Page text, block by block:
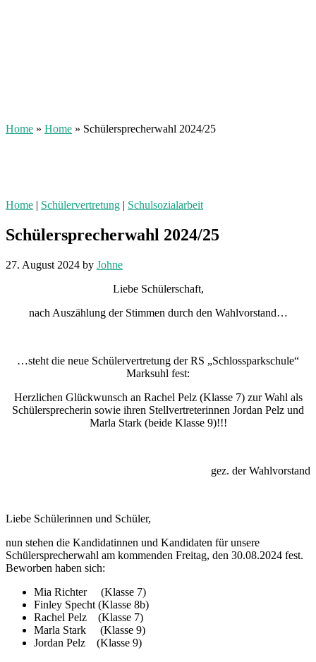
Home » Home » Schülersprecherwahl 2024/25
Home | Schülervertretung | Schulsozialarbeit
Schülersprecherwahl 2024/25
27. August 2024 by Johne
Liebe Schülerschaft,
nach Auszählung der Stimmen durch den Wahlvorstand…
…steht die neue Schülervertretung der RS „Schlossparkschule“
Marksuhl fest:
Herzlichen Glückwunsch an Rachel Pelz (Klasse 7) zur Wahl als
Schülersprecherin sowie ihren Stellvertreterinnen Jordan Pelz und
Marla Stark (beide Klasse 9)!!!
gez. der Wahlvorstand
Liebe Schülerinnen und Schüler,
nun stehen die Kandidatinnen und Kandidaten für unsere
Schülersprecherwahl am kommenden Freitag, den 30.08.2024 fest.
Beworben haben sich:
Mia Richter (Klasse 7)
Finley Specht (Klasse 8b)
Rachel Pelz (Klasse 7)
Marla Stark (Klasse 9)
Jordan Pelz (Klasse 9)